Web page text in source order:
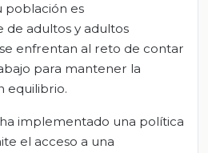
población es
adultos y adultos
enfrentan al reto de contar
para mantener la
equilibrio.
implementado una política
el acceso a una